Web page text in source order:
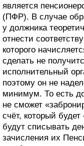
является
(ПФР). В случае
у должника
отнести
которого
сделать не
исполнительный
поэтому он не
минимум. То есть
не сможет
счёт, который
будут списывать
зачисления их